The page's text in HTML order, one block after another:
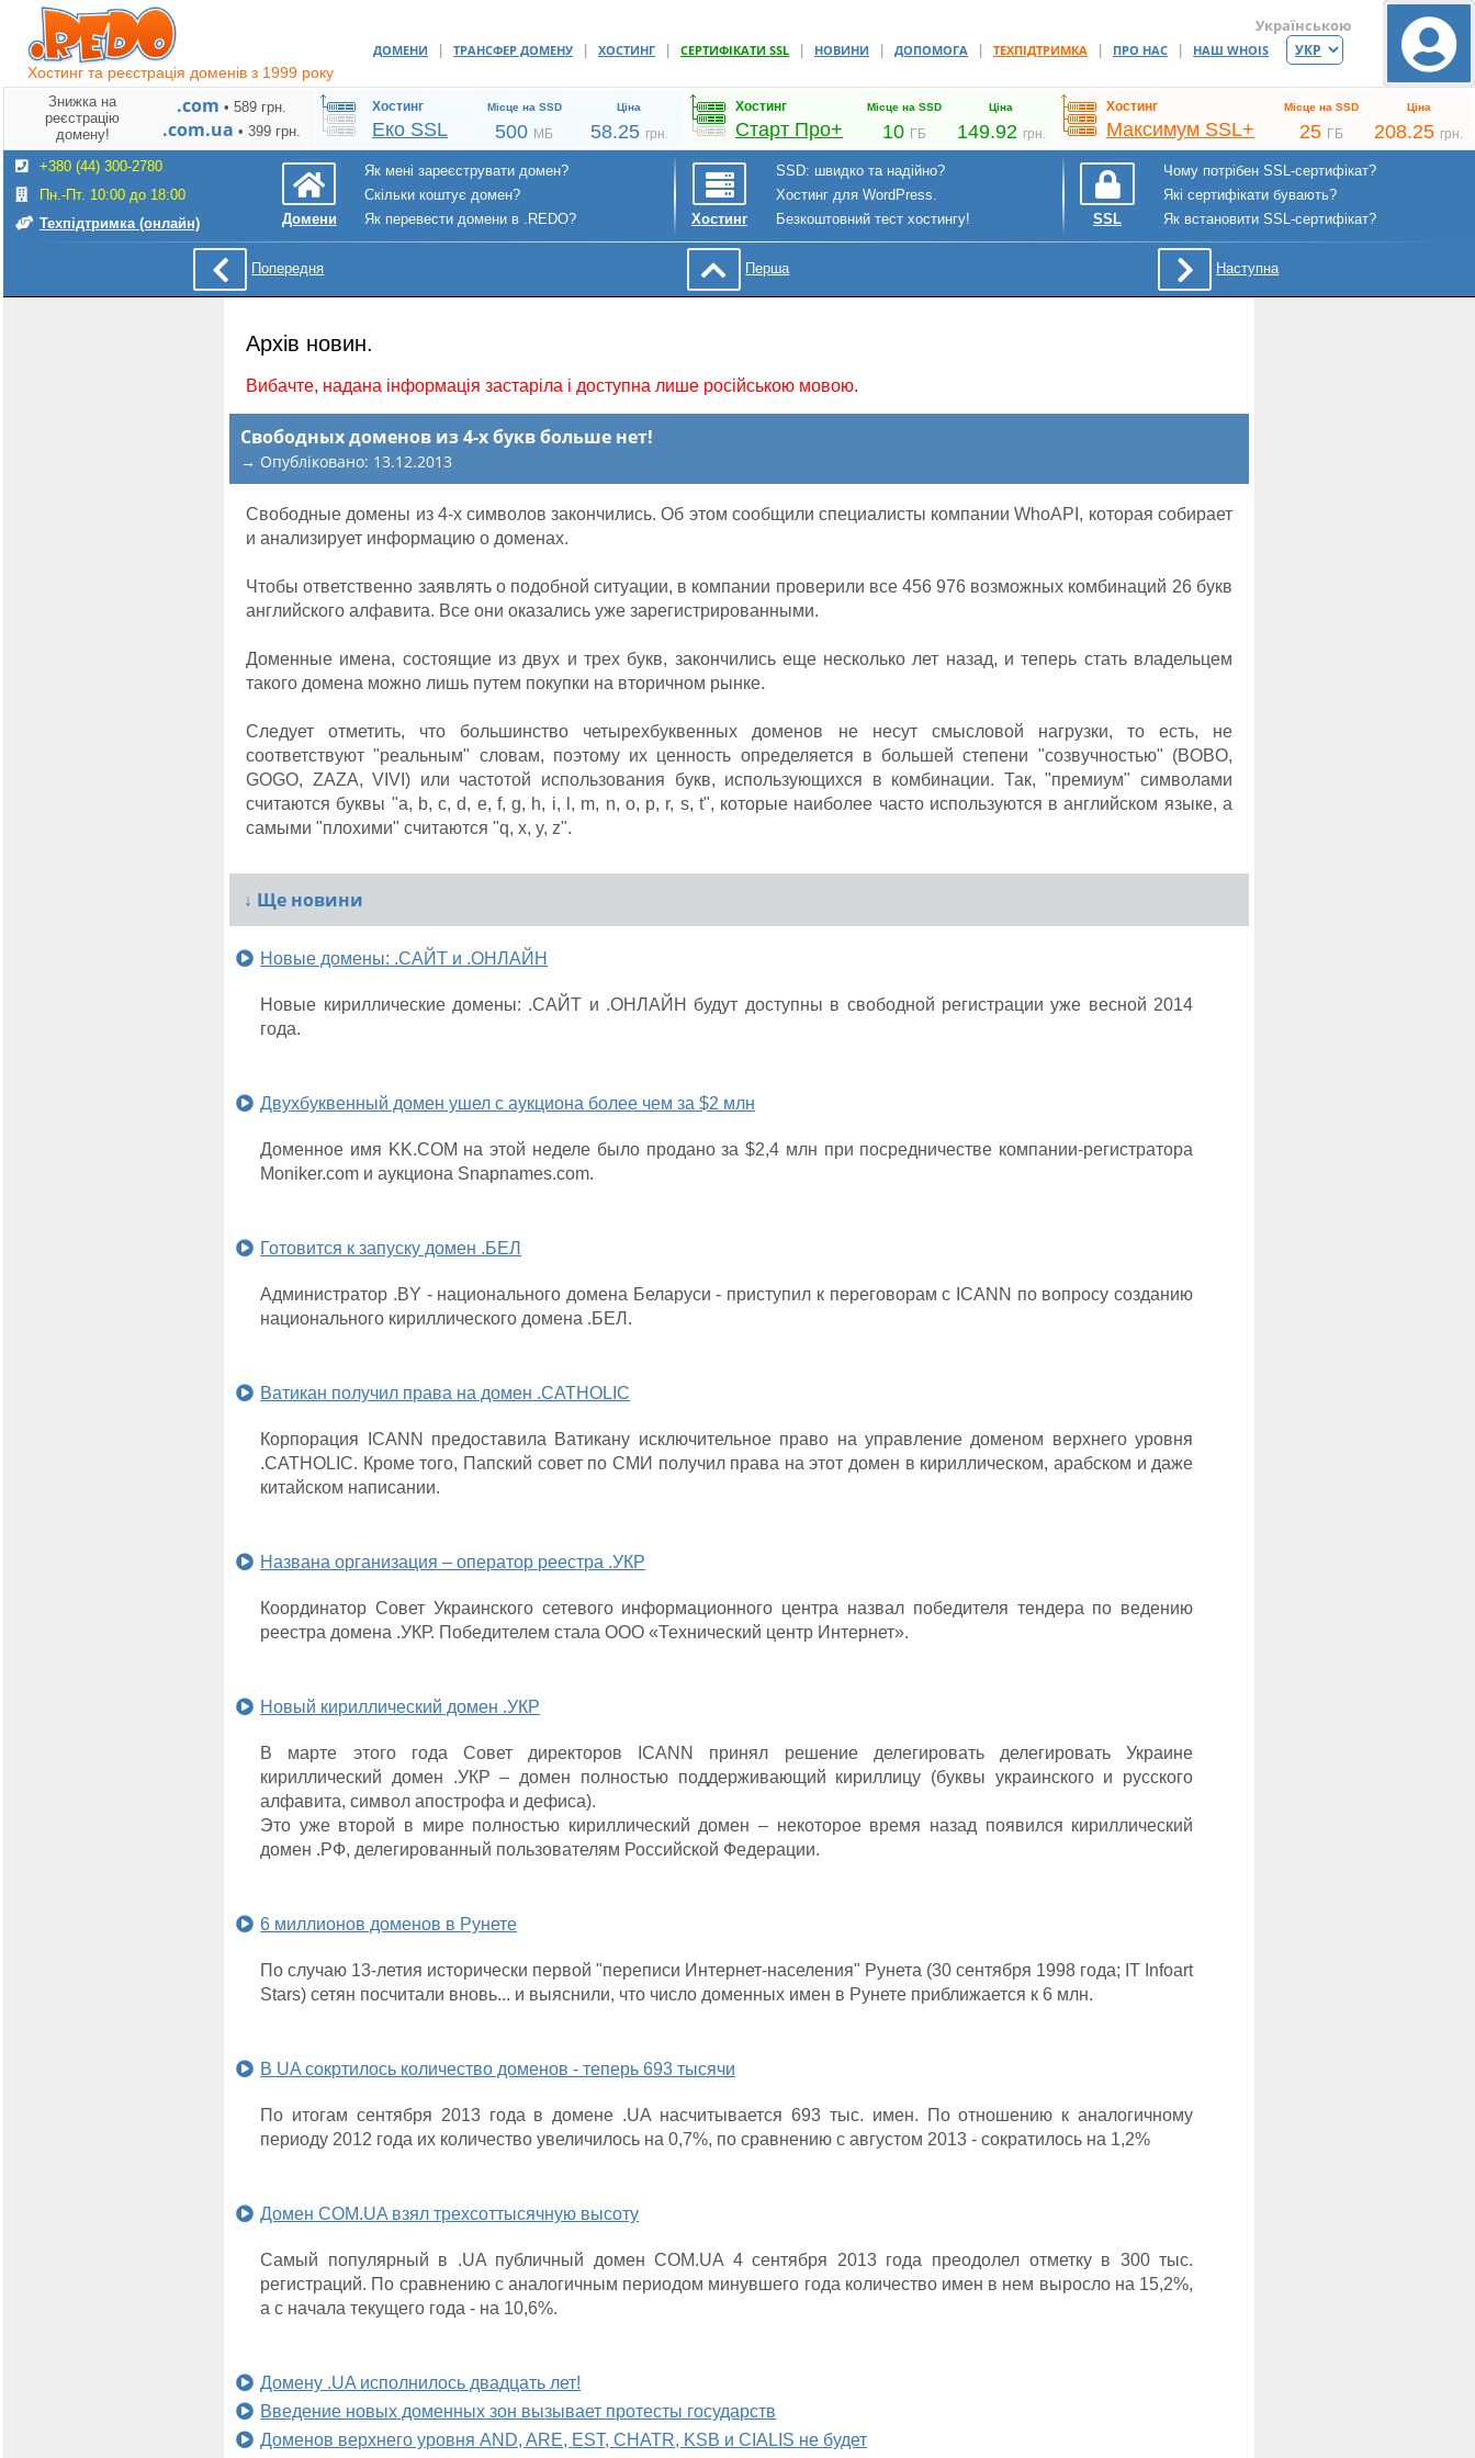
Хостинг та реєстрація доменів з 1999 року
ДОМЕНИ | ТРАНСФЕР ДОМЕНУ | ХОСТИНГ | СЕРТИФІКАТИ SSL | НОВИНИ | ДОПОМОГА | ТЕХПІДТРИМКА | ПРО НАС | НАШ WHOIS
Українською
Знижка на
реєстрацію
домену!
.com • 589 грн.
.com.ua • 399 грн.
Хостинг
Еко SSL
Місце на SSD Ціна
500 МБ 58.25 грн.
Хостинг
Старт Про+
Місце на SSD Ціна
10 ГБ 149.92 грн.
Хостинг
Максимум SSL+
Місце на SSD Ціна
25 ГБ 208.25 грн.
+380 (44) 300-2780
Пн.-Пт. 10:00 до 18:00
Техпідтримка (онлайн)
Домени
Як мені зареєструвати домен?
Скільки коштує домен?
Як перевести домени в .REDO?
Хостинг
SSD: швидко та надійно?
Хостинг для WordPress.
Безкоштовний тест хостингу!
SSL
Чому потрібен SSL-сертифікат?
Які сертифікати бувають?
Як встановити SSL-сертифікат?
Попередня Перша Наступна
Архів новин.
Вибачте, надана інформація застаріла і доступна лише російською мовою.
Свободных доменов из 4-х букв больше нет!
→ Опубліковано: 13.12.2013
Свободные домены из 4-х символов закончились. Об этом сообщили специалисты компании WhoAPI, которая собирает
и анализирует информацию о доменах.
Чтобы ответственно заявлять о подобной ситуации, в компании проверили все 456 976 возможных комбинаций 26 букв
английского алфавита. Все они оказались уже зарегистрированными.
Доменные имена, состоящие из двух и трех букв, закончились еще несколько лет назад, и теперь стать владельцем
такого домена можно лишь путем покупки на вторичном рынке.
Следует отметить, что большинство четырехбуквенных доменов не несут смысловой нагрузки, то есть, не
соответствуют "реальным" словам, поэтому их ценность определяется в большей степени "созвучностью" (BOBO,
GOGO, ZAZA, VIVI) или частотой использования букв, использующихся в комбинации. Так, "премиум" символами
считаются буквы "a, b, c, d, e, f, g, h, i, l, m, n, o, p, r, s, t", которые наиболее часто используются в английском языке, а
самыми "плохими" считаются "q, x, y, z".
↓ Ще новини
Новые домены: .САЙТ и .ОНЛАЙН
Новые кириллические домены: .САЙТ и .ОНЛАЙН будут доступны в свободной регистрации уже весной 2014
года.
Двухбуквенный домен ушел с аукциона более чем за $2 млн
Доменное имя KK.COM на этой неделе было продано за $2,4 млн при посредничестве компании-регистратора
Moniker.com и аукциона Snapnames.com.
Готовится к запуску домен .БЕЛ
Администратор .BY - национального домена Беларуси - приступил к переговорам с ICANN по вопросу созданию
национального кириллического домена .БЕЛ.
Ватикан получил права на домен .CATHOLIC
Корпорация ICANN предоставила Ватикану исключительное право на управление доменом верхнего уровня
.CATHOLIC. Кроме того, Папский совет по СМИ получил права на этот домен в кириллическом, арабском и даже
китайском написании.
Названа организация – оператор реестра .УКР
Координатор Совет Украинского сетевого информационного центра назвал победителя тендера по ведению
реестра домена .УКР. Победителем стала ООО «Технический центр Интернет».
Новый кириллический домен .УКР
В марте этого года Совет директоров ICANN принял решение делегировать делегировать Украине
кириллический домен .УКР – домен полностью поддерживающий кириллицу (буквы украинского и русского
алфавита, символ апострофа и дефиса).
Это уже второй в мире полностью кириллический домен – некоторое время назад появился кириллический
домен .РФ, делегированный пользователям Российской Федерации.
6 миллионов доменов в Рунете
По случаю 13-летия исторически первой "переписи Интернет-населения" Рунета (30 сентября 1998 года; IT Infoart
Stars) сетян посчитали вновь... и выяснили, что число доменных имен в Рунете приближается к 6 млн.
В UA сокртилось количество доменов - теперь 693 тысячи
По итогам сентября 2013 года в домене .UA насчитывается 693 тыс. имен. По отношению к аналогичному
периоду 2012 года их количество увеличилось на 0,7%, по сравнению с августом 2013 - сократилось на 1,2%
Домен COM.UA взял трехсоттысячную высоту
Самый популярный в .UA публичный домен COM.UA 4 сентября 2013 года преодолел отметку в 300 тыс.
регистраций. По сравнению с аналогичным периодом минувшего года количество имен в нем выросло на 15,2%,
а с начала текущего года - на 10,6%.
Домену .UA исполнилось двадцать лет!
Введение новых доменных зон вызывает протесты государств
Доменов верхнего уровня AND, ARE, EST, CHATR, KSB и CIALIS не будет